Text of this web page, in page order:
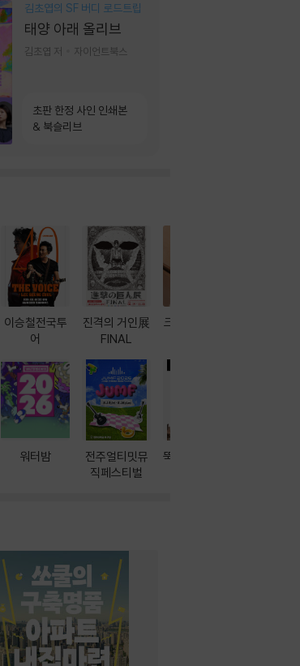
김초엽의 SF 버디 로드트립
태양 아래 올리브
김초엽 저 자이언트북스
초판 한정 사인 인쇄본
& 북슬리브
이승철전국투
어
워터밤
진격의 거인展
FINAL
전주얼티밋뮤
직페스티벌
크레마 이북 리
뚝딱! AI 3대장